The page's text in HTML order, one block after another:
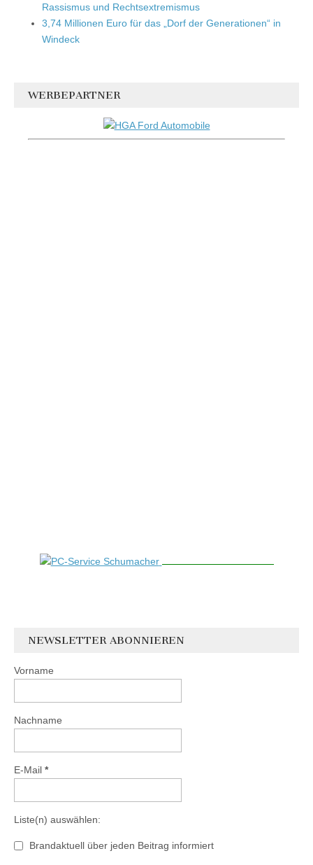
Rassismus und Rechtsextremismus
3,74 Millionen Euro für das „Dorf der Generationen“ in
Windeck
WERBEPARTNER
NEWSLETTER ABONNIEREN
Vorname
Nachname
E-Mail *
Liste(n) auswählen:
Brandaktuell über jeden Beitrag informiert